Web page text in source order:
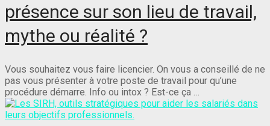
présence sur son lieu de travail,
mythe ou réalité ?
Vous souhaitez vous faire licencier. On vous a conseillé de ne
pas vous présenter à votre poste de travail pour qu’une
procédure démarre. Info ou intox ? Est-ce ça …